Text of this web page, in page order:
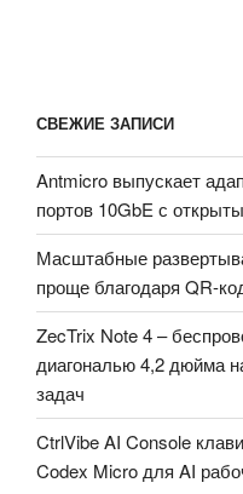
СВЕЖИЕ ЗАПИСИ
Antmicro выпускает
портов 10GbE с
Масштабные
проще благодаря QR-
ZecTrix Note 4 –
диагональю 4,2 дюйма
задач
CtrlVibe AI Console
Codex Micro для AI